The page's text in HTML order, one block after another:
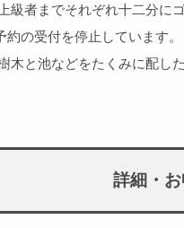
級者までそれぞれ十二分に
の受付を停止しています
木と池などをたくみに配し
詳細・